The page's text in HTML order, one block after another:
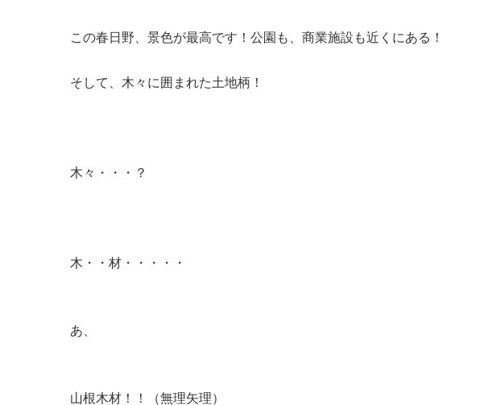
この春日野、景色が最高です！公園も、商業施設も近くにある！
そして、木々に囲まれた土地柄！
木々・・・？
木・・材・・・・・
あ、
山根木材！！（無理矢理）